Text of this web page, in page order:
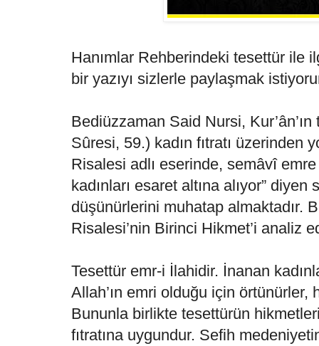
Hanımlar Rehberindeki tesettür ile
bir yazıyı sizlerle paylaşmak
Bediüzzaman Said Nursi,
Sûresi, 59.) kadın fıtratı üzerinden
Risalesi adlı eserinde, semâvî
kadınları esaret altına alıyor”
düşünürlerini muhatap almaktadır.
Risalesi’nin Birinci Hikmet’i analiz
Tesettür emr-i İlahidir. İnanan
Allah’ın emri olduğu için örtünürler,
Bununla birlikte tesettürün
fıtratına uygundur. Sefih